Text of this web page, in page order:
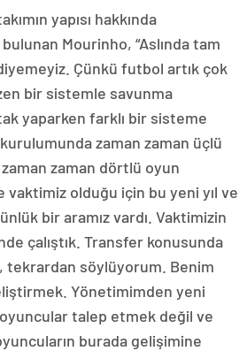
yapısı hakkında
Mourinho, “Aslında tam
Çünkü futbol artık çok
bir sistemle savunma
yaparken farklı bir sisteme
zaman zaman üçlü
zaman dörtlü oyun
vaktimiz olduğu için bu yeni yıl ve
bir aramız vardı. Vaktimizin
çalıştık. Transfer konusunda
tekrardan söylüyorum. Benim
Yönetimimden yeni
talep etmek değil ve
burada gelişimine